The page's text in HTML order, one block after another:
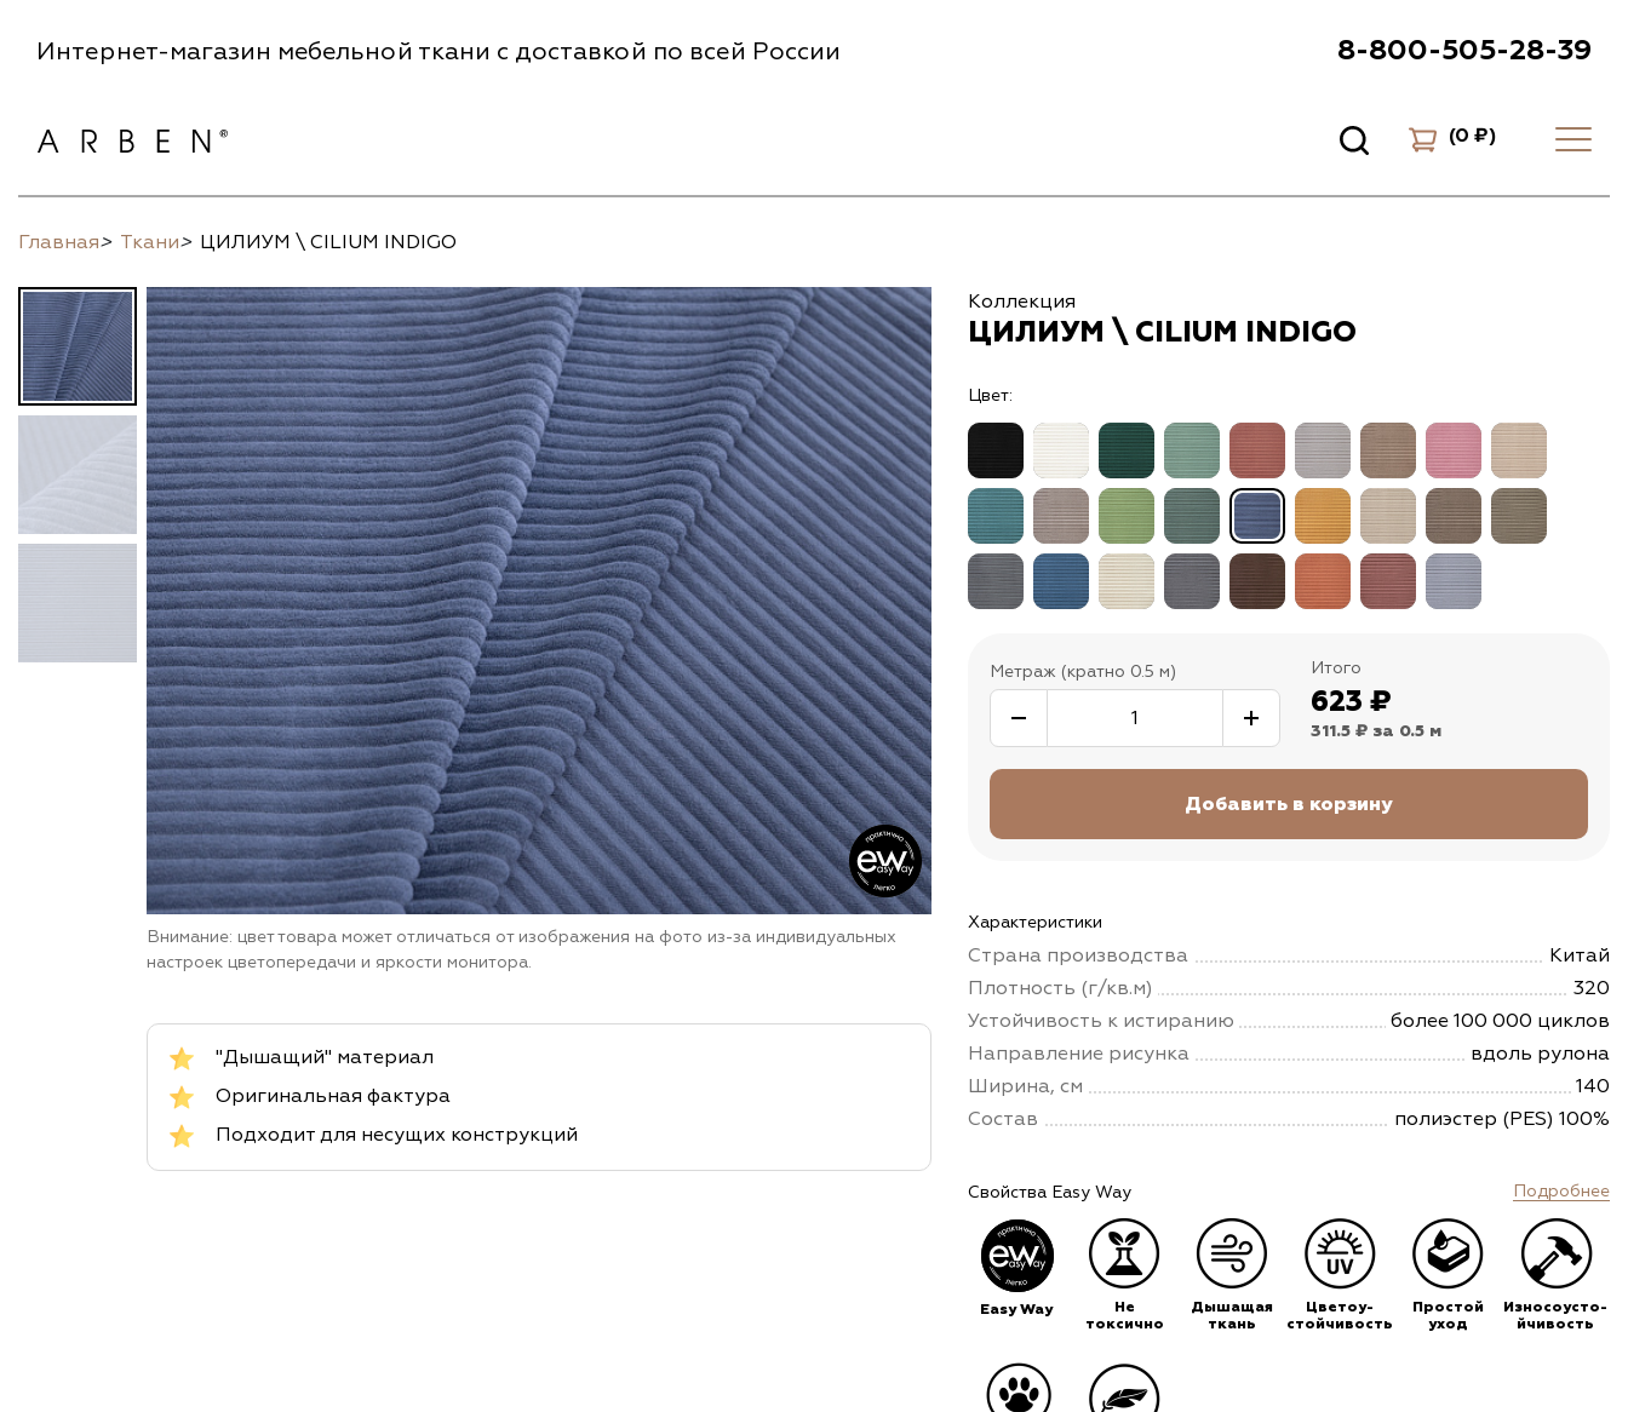
Интернет-магазин мебельной ткани с доставкой по всей России 8-800-505-28-39
(0 ₽)
Главная> Ткани> ЦИЛИУМ \ CILIUM INDIGO
Внимание: цвет товара может отличаться от изображения на фото из-за индивидуальных
настроек цветопередачи и яркости монитора.
"Дышащий" материал
Оригинальная фактура
Подходит для несущих конструкций
Коллекция
ЦИЛИУМ \ CILIUM INDIGO
Цвет:
Метраж (кратно 0.5 м) Итого
623 ₽
311.5 ₽ за 0.5 м
Характеристики
Страна производства
Китай
Плотность (г/кв.м)
320
Устойчивость к истиранию
более 100 000 циклов
Направление рисунка
вдоль рулона
Ширина, см
140
Состав
полиэстер (PES) 100%
Свойства Easy Way Подробнее
Easy Way
Не
токсично
Дышащая
ткань
Цветоу-
стойчивость
Простой
уход
Износоусто-
йчивость